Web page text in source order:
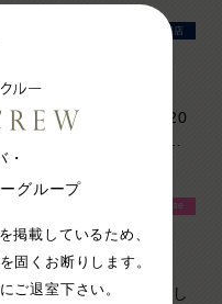
・
グループ
掲載しているため、
固くお断りします。
ご退室下さい。
お仕事は初挑戦ですが、
癒しの接客はまさに一級
しいスタイルに、上品な
シルエットも目を惹きま
なし。飾らない人柄も彼
。優しく寄り添う空気感
これから人気急上昇間違
ストです。本日の出勤…
VIVIDCREWマダム梅田店
います！
れたお客様限定！『120
しちゃいます！チップ
ても通常よりお得に楽し
遊んで帰りたい方は60
に合わせてお選びくださ
ております！
VIVIDCREW Pink Party Paradise
時間を！
りしている方もいるでし